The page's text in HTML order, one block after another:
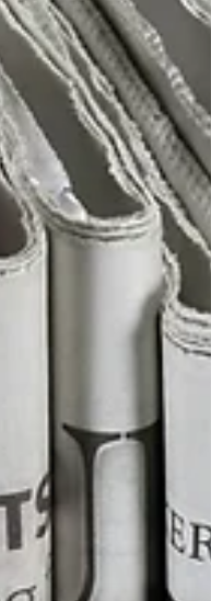
シネマな夜に～』」に向けて、
ご本人によるスペシャルメッ
ました。 映像音楽の魔術師
を交えながら 「タイタニッ
人」「ウエスト・サイド・ス
宅急便」などの映画音楽と、
シックの名曲をお贈りする、同
動画をご覧いただき、公演へ
だければ幸いです。